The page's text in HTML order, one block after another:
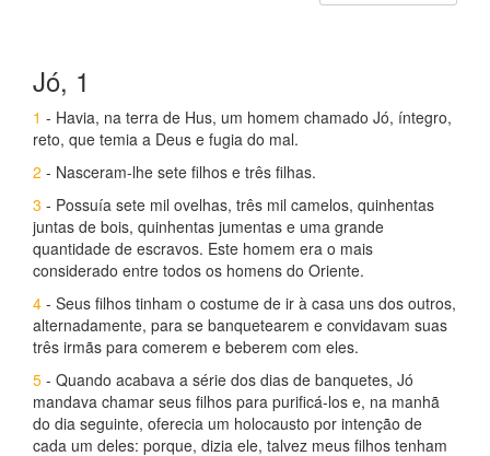
Jó, 1
1 - Havia, na terra de Hus, um homem chamado Jó, íntegro,
reto, que temia a Deus e fugia do mal.
2 - Nasceram-lhe sete filhos e três filhas.
3 - Possuía sete mil ovelhas, três mil camelos, quinhentas
juntas de bois, quinhentas jumentas e uma grande
quantidade de escravos. Este homem era o mais
considerado entre todos os homens do Oriente.
4 - Seus filhos tinham o costume de ir à casa uns dos outros,
alternadamente, para se banquetearem e convidavam suas
três irmãs para comerem e beberem com eles.
5 - Quando acabava a série dos dias de banquetes, Jó
mandava chamar seus filhos para purificá-los e, na manhã
do dia seguinte, oferecia um holocausto por intenção de
cada um deles: porque, dizia ele, talvez meus filhos tenham